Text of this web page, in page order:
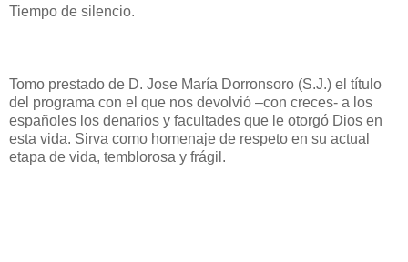
Tiempo de silencio.
Tomo prestado de D. Jose María Dorronsoro (S.J.) el título
del programa con el que nos devolvió –con creces- a los
españoles los denarios y facultades que le otorgó Dios en
esta vida. Sirva como homenaje de respeto en su actual
etapa de vida, temblorosa y frágil.